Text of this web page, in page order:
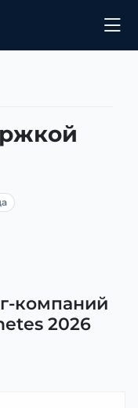
компаний
2026